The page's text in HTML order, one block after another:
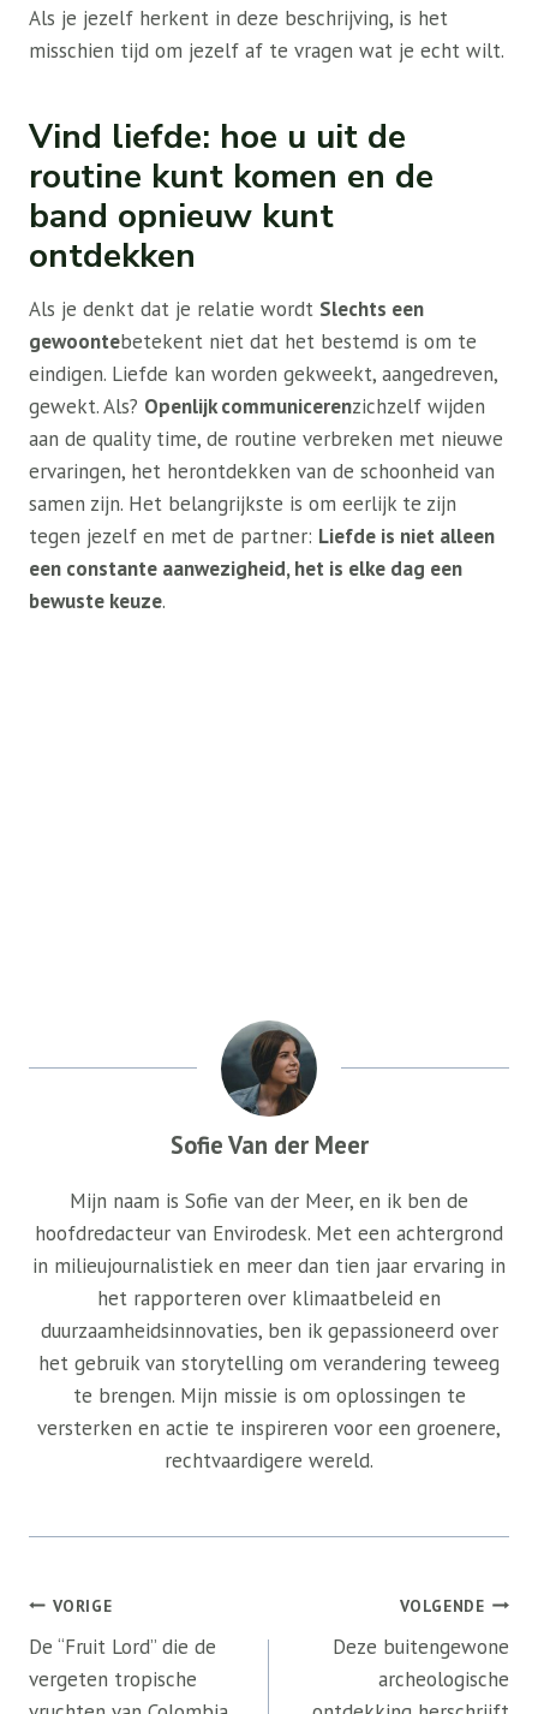
Als je jezelf herkent in deze beschrijving, is het
misschien tijd om jezelf af te vragen wat je echt wilt.
Vind liefde: hoe u uit de
routine kunt komen en de
band opnieuw kunt
ontdekken
Als je denkt dat je relatie wordt Slechts een
gewoontebetekent niet dat het bestemd is om te
eindigen. Liefde kan worden gekweekt, aangedreven,
gewekt. Als? Openlijk communicerenzichzelf wijden
aan de quality time, de routine verbreken met nieuwe
ervaringen, het herontdekken van de schoonheid van
samen zijn. Het belangrijkste is om eerlijk te zijn
tegen jezelf en met de partner: Liefde is niet alleen
een constante aanwezigheid, het is elke dag een
bewuste keuze.
Sofie Van der Meer
Mijn naam is Sofie van der Meer, en ik ben de
hoofdredacteur van Envirodesk. Met een achtergrond
in milieujournalistiek en meer dan tien jaar ervaring in
het rapporteren over klimaatbeleid en
duurzaamheidsinnovaties, ben ik gepassioneerd over
het gebruik van storytelling om verandering teweeg
te brengen. Mijn missie is om oplossingen te
versterken en actie te inspireren voor een groenere,
rechtvaardigere wereld.
Bericht
navigatie
VORIGE
De “Fruit Lord” die de
vergeten tropische
VOLGENDE
Deze buitengewone
archeologische